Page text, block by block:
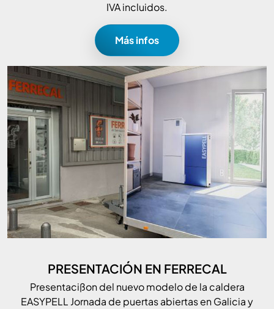
IVA incluidos.
Más infos
PRESENTACIÓN EN FERRECAL
Presentacißon del nuevo modelo de la caldera
EASYPELL Jornada de puertas abiertas en Galicia y